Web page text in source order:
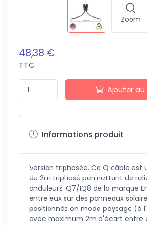
Zoom
48,38 €
TTC
Ajouter au
Informations produit
Version triphasée. Ce Q câble est
de 2m triphasé permettant de
onduleurs IQ7/IQ8 de la marque
entre eux sur des panneaux
positionnés en mode paysage (à
avec maximum 2m d'écart entre